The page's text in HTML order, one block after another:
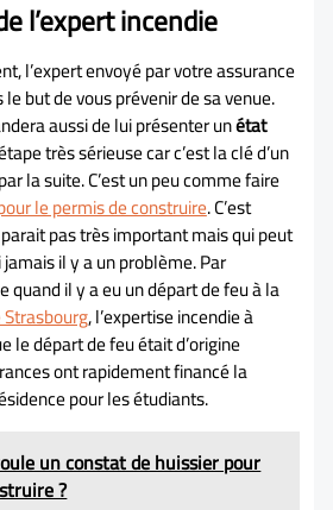
l’expert incendie
l’expert envoyé par votre assurance
but de vous prévenir de sa venue.
aussi de lui présenter unétat
très sérieuse car c’est la clé d’un
la suite. C’est un peu comme faire
le permis de construire. C’est
pas très important mais qui peut
il y a un problème. Par
quand il y a eu un départ de feu à la
, l’expertise incendie à
le départ de feu était d’origine
ont rapidement financé la
pour les étudiants.
un constat de huissier pour
?